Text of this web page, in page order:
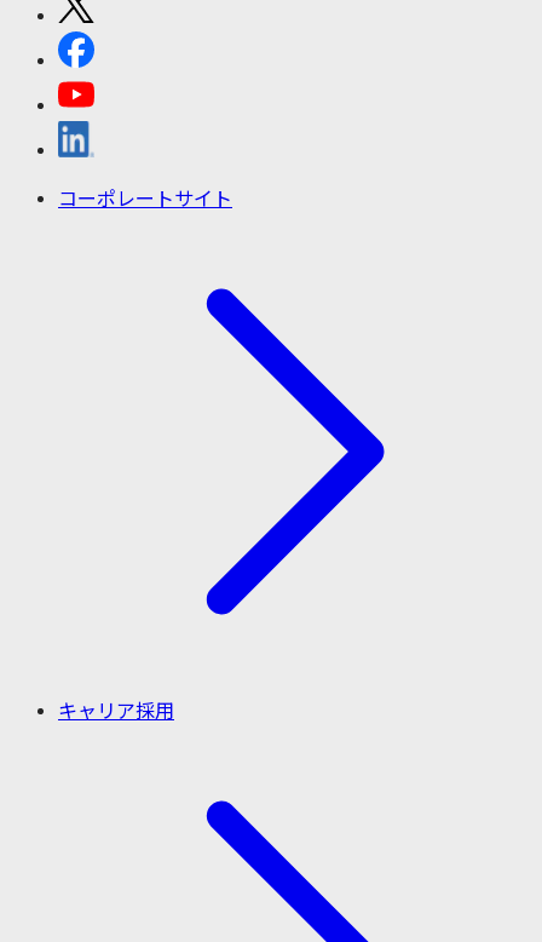
コーポレートサイト
キャリア採用